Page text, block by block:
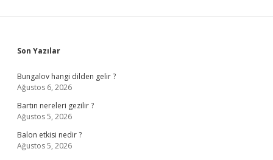
Sidebar
Son Yazılar
Bungalov hangi dilden gelir ?
Ağustos 6, 2026
Bartın nereleri gezilir ?
Ağustos 5, 2026
Balon etkisi nedir ?
Ağustos 5, 2026